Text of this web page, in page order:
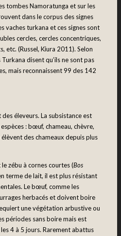
tombes Namoratunga et sur les
dans le corpus des signes
vaches turkana et ces signes sont
cercles, cercles concentriques,
etc. (Russel, Kiura 2011). Selon
disent qu’ils ne sont pas
mais reconnaissent 99 des 142
éleveurs. La subsistance est
: bœuf, chameau, chèvre,
des chameaux depuis plus
zébu à cornes courtes (Bos
terme de lait, il est plus résistant
Le bœuf, comme les
herbacés et doivent boire
une végétation arbustive ou
périodes sans boire mais est
4 à 5 jours. Rarement abattus